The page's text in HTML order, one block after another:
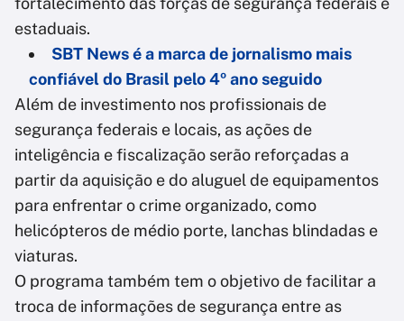
estaduais.
SBT News é a marca de jornalismo mais
confiável do Brasil pelo 4º ano seguido
Além de investimento nos profissionais de
segurança federais e locais, as ações de
inteligência e fiscalização serão reforçadas a
partir da aquisição e do aluguel de equipamentos
para enfrentar o crime organizado, como
helicópteros de médio porte, lanchas blindadas e
viaturas.
O programa também tem o objetivo de facilitar a
troca de informações de segurança entre as